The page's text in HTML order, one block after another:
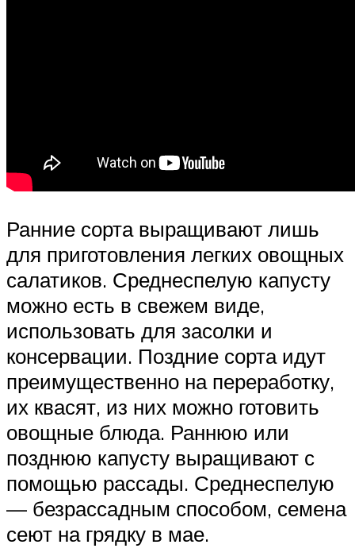
Ранние сорта выращивают лишь
для приготовления легких овощных
салатиков. Среднеспелую капусту
можно есть в свежем виде,
использовать для засолки и
консервации. Поздние сорта идут
преимущественно на переработку,
их квасят, из них можно готовить
овощные блюда. Раннюю или
позднюю капусту выращивают с
помощью рассады. Среднеспелую
— безрассадным способом, семена
сеют на грядку в мае.